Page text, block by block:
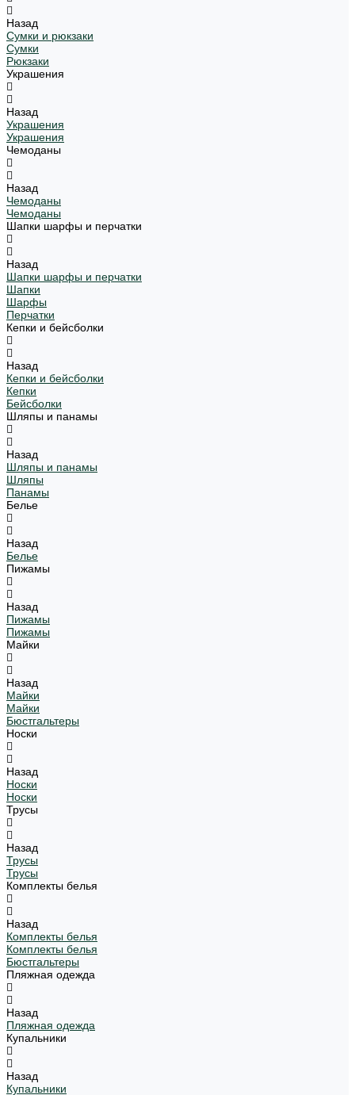
Назад
Сумки и рюкзаки
Сумки
Рюкзаки
Украшения
Назад
Украшения
Украшения
Чемоданы
Назад
Чемоданы
Чемоданы
Шапки шарфы и перчатки
Назад
Шапки шарфы и перчатки
Шапки
Шарфы
Перчатки
Кепки и бейсболки
Назад
Кепки и бейсболки
Кепки
Бейсболки
Шляпы и панамы
Назад
Шляпы и панамы
Шляпы
Панамы
Белье
Назад
Белье
Пижамы
Назад
Пижамы
Пижамы
Майки
Назад
Майки
Майки
Бюстгальтеры
Носки
Назад
Носки
Носки
Трусы
Назад
Трусы
Трусы
Комплекты белья
Назад
Комплекты белья
Комплекты белья
Бюстгальтеры
Пляжная одежда
Назад
Пляжная одежда
Купальники
Назад
Купальники